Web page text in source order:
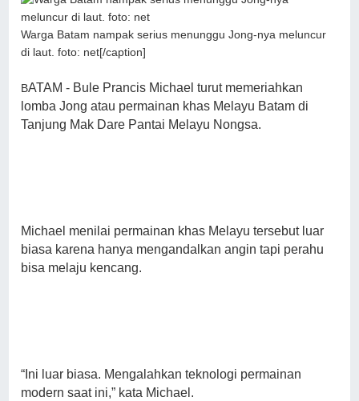
Warga Batam nampak serius menunggu Jong-nya meluncur
di laut. foto: net[/caption]
BATAM - Bule Prancis Michael turut memeriahkan
lomba Jong atau permainan khas Melayu Batam di
Tanjung Mak Dare Pantai Melayu Nongsa.
Michael menilai permainan khas Melayu tersebut luar
biasa karena hanya mengandalkan angin tapi perahu
bisa melaju kencang.
“Ini luar biasa. Mengalahkan teknologi permainan
modern saat ini,” kata Michael.